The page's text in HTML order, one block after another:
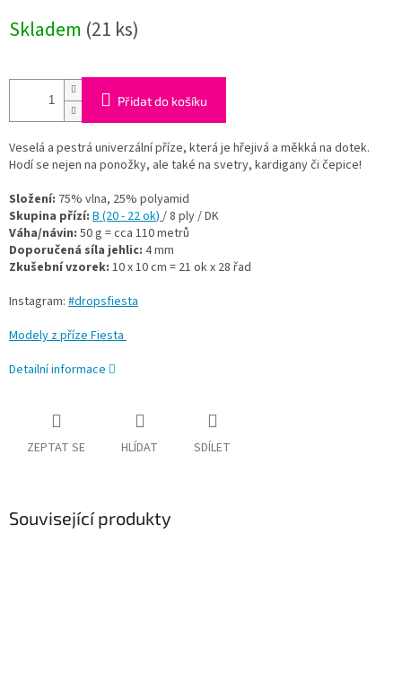
cena:
Skladem (21 ks)
Přidat do košíku
Veselá a pestrá univerzální příze, která je hřejivá a měkká na dotek.
Hodí se nejen na ponožky, ale také na svetry, kardigany či čepice!
Složení: 75% vlna, 25% polyamid
Skupina přízí: B (20 - 22 ok)/ 8 ply / DK
Váha/návin: 50 g = cca 110 metrů
Doporučená síla jehlic: 4 mm
Zkušební vzorek: 10 x 10 cm = 21 ok x 28 řad
Instagram: #dropsfiesta
Modely z příze Fiesta
Detailní informace
ZEPTAT SE HLÍDAT SDÍLET
Související produkty